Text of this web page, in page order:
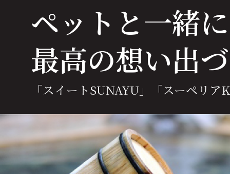
ペットと一緒に
最高の想い出
「スイートSUNAYU」 「スーペリ